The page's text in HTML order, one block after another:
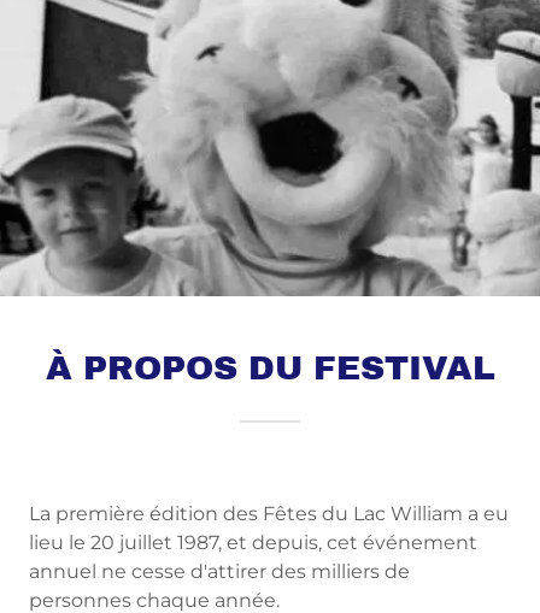
À PROPOS DU FESTIVAL
La première édition des Fêtes du Lac William a eu
lieu le 20 juillet 1987, et depuis, cet événement
annuel ne cesse d'attirer des milliers de
personnes chaque année.